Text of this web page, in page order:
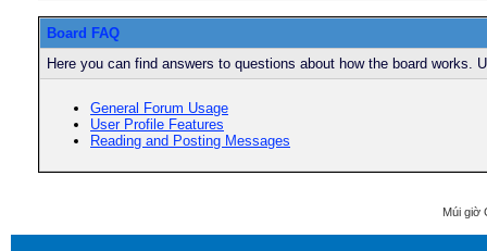
Board FAQ
Here you can find answers to questions about how the board
General Forum Usage
User Profile Features
Reading and Posting Messages
Múi giờ